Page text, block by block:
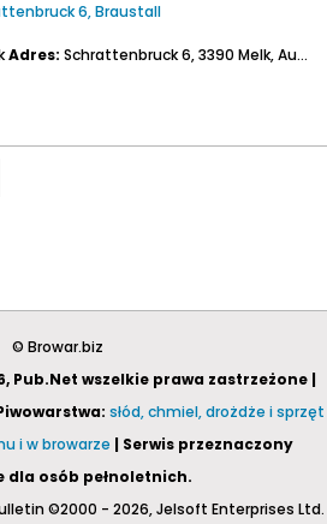
6, Braustall
Adres: Schrattenbruck 6, 3390 Melk, Austria
© Browar.biz
Pub.Net wszelkie prawa zastrzeżone |
słód, chmiel, drożdże i sprzęt
i w browarze | Serwis przeznaczony
dla osób pełnoletnich.
©2000 - 2026, Jelsoft Enterprises Ltd.